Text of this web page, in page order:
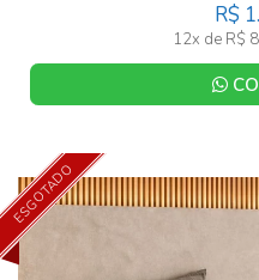
R$
12x de R$
ESGOTADO